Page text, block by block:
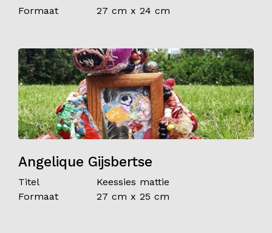
Formaat
27 cm x 24 cm
Angelique Gijsbertse
Titel
Keessies mattie
Formaat
27 cm x 25 cm